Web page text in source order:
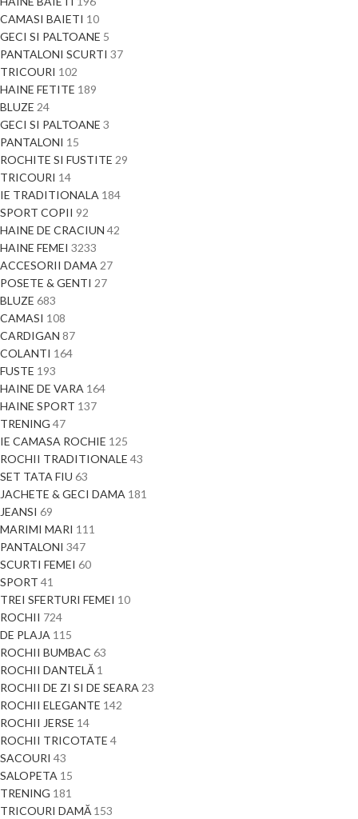
CAMASI BAIETI 10
GECI SI PALTOANE 5
PANTALONI SCURTI 37
TRICOURI 102
HAINE FETITE 189
BLUZE 24
GECI SI PALTOANE 3
PANTALONI 15
ROCHITE SI FUSTITE 29
TRICOURI 14
IE TRADITIONALA 184
SPORT COPII 92
HAINE DE CRACIUN 42
HAINE FEMEI 3233
ACCESORII DAMA 27
POSETE & GENTI 27
BLUZE 683
CAMASI 108
CARDIGAN 87
COLANTI 164
FUSTE 193
HAINE DE VARA 164
HAINE SPORT 137
TRENING 47
IE CAMASA ROCHIE 125
ROCHII TRADITIONALE 43
SET TATA FIU 63
JACHETE & GECI DAMA 181
JEANSI 69
MARIMI MARI 111
PANTALONI 347
SCURTI FEMEI 60
SPORT 41
TREI SFERTURI FEMEI 10
ROCHII 724
DE PLAJA 115
ROCHII BUMBAC 63
ROCHII DANTELĂ 1
ROCHII DE ZI SI DE SEARA 23
ROCHII ELEGANTE 142
ROCHII JERSE 14
ROCHII TRICOTATE 4
SACOURI 43
SALOPETA 15
TRENING 181
TRICOURI DAMĂ 153